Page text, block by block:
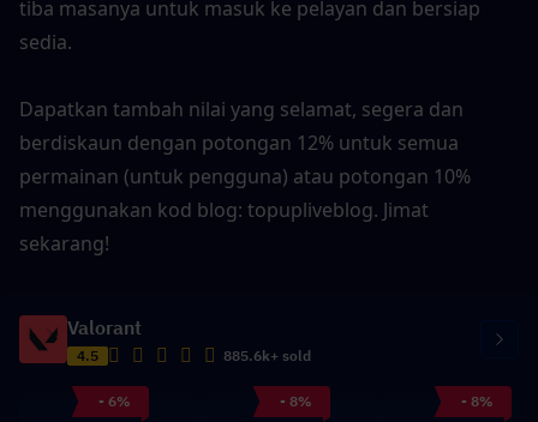
tiba masanya untuk masuk ke pelayan dan bersiap
sedia.
Dapatkan tambah nilai yang selamat, segera dan
berdiskaun dengan potongan 12% untuk semua
permainan (untuk pengguna) atau potongan 10%
menggunakan kod blog: topupliveblog. Jimat
sekarang!
Valorant
4.5 885.6k+ sold
- 6% - 8% - 8%